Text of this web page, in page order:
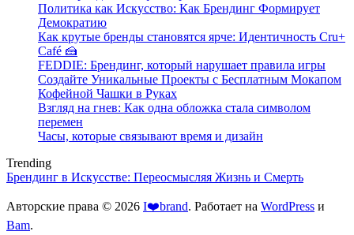
Политика как Искусство: Как Брендинг Формирует
Демократию
Как крутые бренды становятся ярче: Идентичность Cru+
Café 🍰
FEDDIE: Брендинг, который нарушает правила игры
Создайте Уникальные Проекты с Бесплатным Мокапом
Кофейной Чашки в Руках
Взгляд на гнев: Как одна обложка стала символом
перемен
Часы, которые связывают время и дизайн
Trending
Брендинг в Искусстве: Переосмысляя Жизнь и Смерть
Авторские права © 2026 I❤️brand. Работает на WordPress и
Bam.